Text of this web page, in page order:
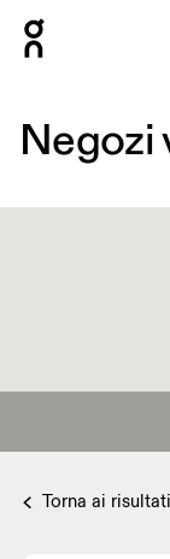
Negozi
Torna ai risultati